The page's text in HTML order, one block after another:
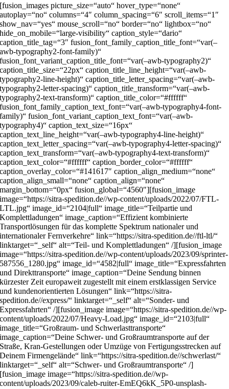
[fusion_images picture_size=“auto“ hover_type=“none“
autoplay=“no“ columns=“4″ column_spacing=“6″ scroll_items=“1″
show_nav=“yes“ mouse_scroll=“no“ border=“no“ lightbox=“no“
hide_on_mobile=“large-visibility“ caption_style=“dario“
caption_title_tag=“3″ fusion_font_family_caption_title_font=“var(–
awb-typography2-font-family)“
fusion_font_variant_caption_title_font=“var(–awb-typography2)“
caption_title_size=“22px“ caption_title_line_height=“var(–awb-
typography2-line-height)“ caption_title_letter_spacing=“var(–awb-
typography2-letter-spacing)“ caption_title_transform=“var(–awb-
typography2-text-transform)“ caption_title_color=“#ffffff“
fusion_font_family_caption_text_font=“var(–awb-typography4-font-
family)“ fusion_font_variant_caption_text_font=“var(–awb-
typography4)“ caption_text_size=“16px“
caption_text_line_height=“var(–awb-typography4-line-height)“
caption_text_letter_spacing=“var(–awb-typography4-letter-spacing)“
caption_text_transform=“var(–awb-typography4-text-transform)“
caption_text_color=“#ffffff“ caption_border_color=“#ffffff“
caption_overlay_color=“#141617″ caption_align_medium=“none“
caption_align_small=“none“ caption_align=“none“
margin_bottom=“0px“ fusion_global=“4560″][fusion_image
image=“https://sitra-spedition.de//wp-content/uploads/2022/07/FTL-
LTL.jpg“ image_id=“2104|full“ image_title=“Teilpartie und
Komplettladungen“ image_caption=“Effizient kombinierte
Transportlösungen für das komplette Spektrum nationaler und
internationaler Fernverkehre“ link=“https://sitra-spedition.de//ftl-ltl/“
linktarget=“_self“ alt=“Teil- und Komplettladungen“ /][fusion_image
image=“https://sitra-spedition.de//wp-content/uploads/2023/09/sprinter-
587556_1280.jpg“ image_id=“4582|full“ image_title=“Expressfahrten
und Direkttransporte“ image_caption=“Deine Sendung binnen
kürzester Zeit europaweit zugestellt mit einem erstklassigen Service
und kundenorientierten Lösungen“ link=“https://sitra-
spedition.de//express/“ linktarget=“_self“ alt=“Sonder- und
Expressfahrten“ /][fusion_image image=“https://sitra-spedition.de//wp-
content/uploads/2022/07/Heavy-Load.jpg“ image_id=“2103|full“
image_title=“Großraum- und Schwerlasttransporte“
image_caption=“Deine Schwer- und Großraumtransporte auf der
Straße, Kran-Gestellungen oder Umzüge von Fertigungsstrecken auf
Deinem Firmengelände“ link=“https://sitra-spedition.de//schwerlast/“
linktarget=“_self“ alt=“Schwer- und Großraumtransporte“ /]
[fusion_image image=“https://sitra-spedition.de//wp-
content/uploads/2023/09/caleb-ruiter-EmEQ6kK_5P0-unsplash-